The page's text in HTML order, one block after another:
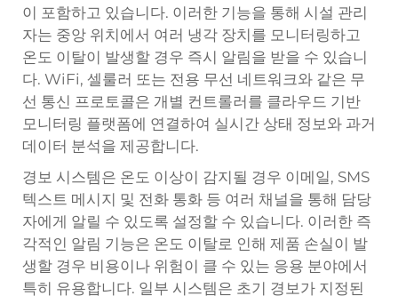
이 포함하고 있습니다. 이러한 기능을 통해 시설 관리
자는 중앙 위치에서 여러 냉각 장치를 모니터링하고
온도 이탈이 발생할 경우 즉시 알림을 받을 수 있습니
다. WiFi, 셀룰러 또는 전용 무선 네트워크와 같은 무
선 통신 프로토콜은 개별 컨트롤러를 클라우드 기반
모니터링 플랫폼에 연결하여 실시간 상태 정보와 과거
데이터 분석을 제공합니다.
경보 시스템은 온도 이상이 감지될 경우 이메일, SMS
텍스트 메시지 및 전화 통화 등 여러 채널을 통해 담당
자에게 알릴 수 있도록 설정할 수 있습니다. 이러한 즉
각적인 알림 기능은 온도 이탈로 인해 제품 손실이 발
생할 경우 비용이나 위험이 클 수 있는 응용 분야에서
특히 유용합니다. 일부 시스템은 초기 경보가 지정된